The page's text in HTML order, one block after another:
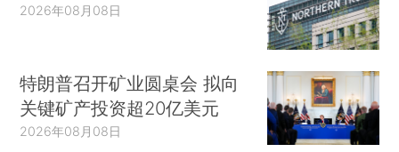
2026年08月08日
特朗普召开矿业圆桌会 拟向
关键矿产投资超20亿美元
2026年08月08日